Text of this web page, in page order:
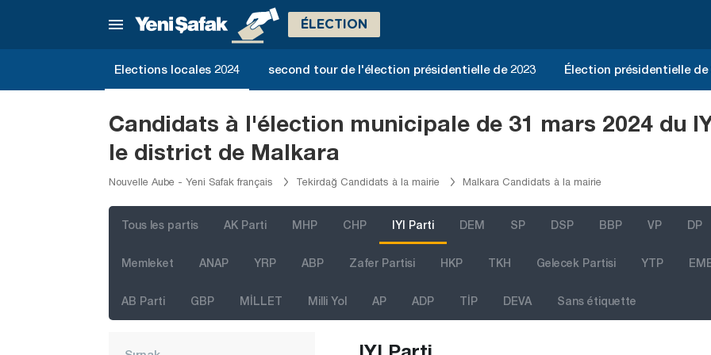
ÉLECTION
Elections locales 2024 second tour de l'élection présidentielle de 2023 Élection présidentielle de
Candidats à l'élection municipale de 31 mars 2024 du
le district de Malkara
Nouvelle Aube - Yeni Safak français Tekirdağ Candidats à la mairie Malkara Candidats à la mairie
Tous les partis AK Parti MHP CHP IYI Parti DEM SP DSP BBP VP DP
Memleket ANAP YRP ABP Zafer Partisi HKP TKH Gelecek Partisi YTP
AB Parti GBP MİLLET Milli Yol AP ADP TİP DEVA Sans étiquette
Muğla
Muş
Nevşehir
Ordu
Osmaniye
Rize
Şanlıurfa
Siirt